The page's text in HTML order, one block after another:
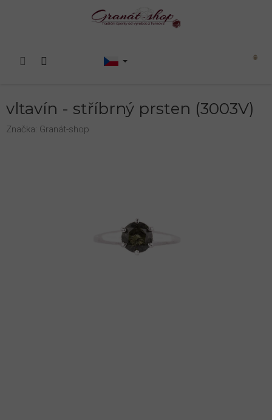
Nákupní
vltavín - stříbrný prsten (3003V)
Značka: Granát-shop